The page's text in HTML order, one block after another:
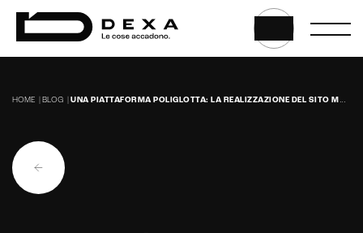
UX/UI Design
HOME BLOG UNA PIATTAFORMA POLIGLOTTA: LA REALIZZAZIONE DEL SITO MULTILINGUA DI VALVOLE A SFERA.